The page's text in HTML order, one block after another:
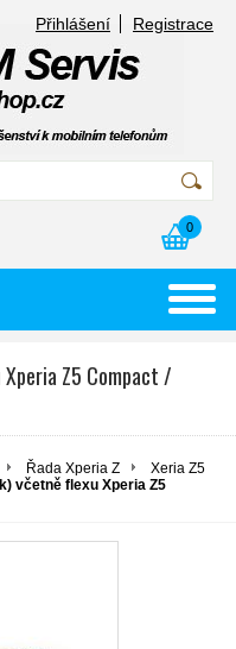
Přihlášení Registrace
0
Z5 Compact /
Řada Xperia Z
Xeria Z5
včetně flexu Xperia Z5